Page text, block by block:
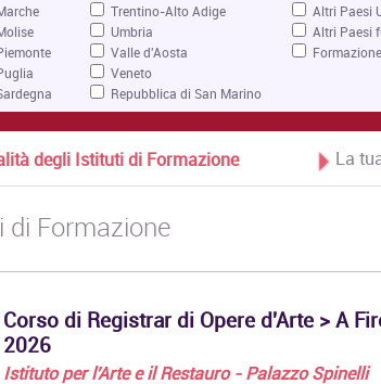
Trentino-Alto Adige
Umbria
Valle d'Aosta
Veneto
Repubblica di San Marino
Altri Paesi
Altri Paesi
degli Istituti di Formazione La
di Formazione
Corso di Registrar di Opere d'Arte > A
2026
Istituto per l'Arte e il Restauro - Palazzo Spinelli